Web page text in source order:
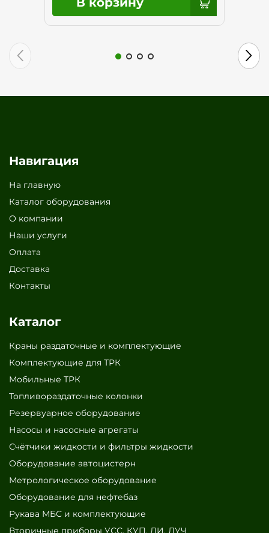
Навигация
На главную
Каталог оборудования
О компании
Наши услуги
Оплата
Доставка
Контакты
Каталог
Краны раздаточные и комплектующие
Комплектующие для ТРК
Мобильные ТРК
Топливораздаточные колонки
Резервуарное оборудование
Насосы и насосные агрегаты
Счётчики жидкости и фильтры жидкости
Оборудование автоцистерн
Метрологическое оборудование
Оборудование для нефтебаз
Рукава МБС и комплектующие
Вторичные приборы УСС, КУП, ДИ, ЛУЧ